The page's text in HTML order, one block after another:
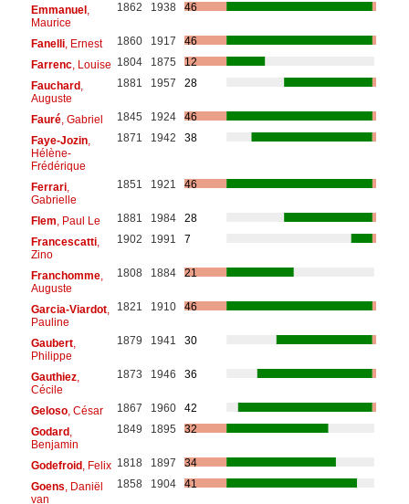
Emmanuel ,
Maurice
1862 1938 46
Fanelli, Ernest 1860 1917
46
Farrenc, Louise 1804 1875
12
Fauchard ,
Auguste
1881 1957 28
Fauré, Gabriel 1845 1924
46
Faye-Jozin,
Hélène-
Frédérique
1871 1942 38
Ferrari,
Gabrielle
1851 1921 46
Flem, Paul Le 1881 1984
28
Francescatti,
Zino
1902 1991 7
Franchomme,
Auguste
1808 1884 21
Garcia-Viardot,
Pauline
1821 1910 46
Gaubert,
Philippe
1879 1941 30
Gauthiez,
Cécile
1873 1946 36
Geloso, César 1867 1960
42
Godard ,
Benjamin
1849 1895 32
Godefroid , Felix 1818 1897
34
Goens, Daniël
van
1858 1904 41